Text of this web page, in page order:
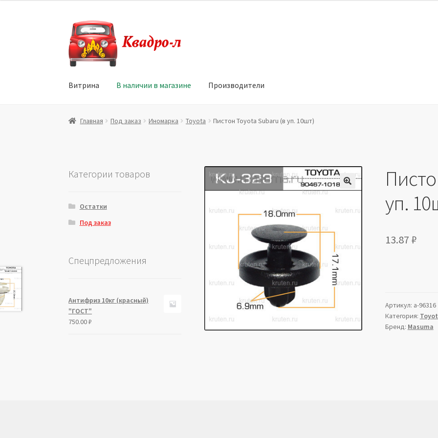
Перейти
к
навигации
Перейти
к
содержимому
Витрина В наличии в магазине Производители
Главная Витрина Мой аккаунт Политика в отношении обработки персональных данных
Главная Под заказ Иномарка Toyota Пистон Toyota Subaru (в уп. 10шт)
уп.
13.87 ₽
Артикул: a-96316
Категория:
Бренд: Masuma
Категории товаров
Остатки
Под заказ
Спецпредложения
Антифриз 10кг (красный)
"ГОСТ"
750.00₽